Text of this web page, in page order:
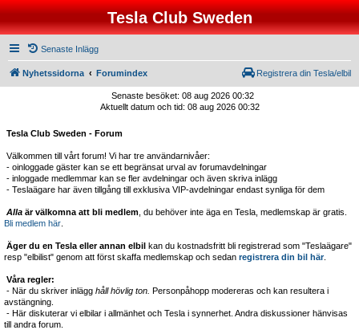
Tesla Club Sweden
Senaste Inlägg
Nyhetssidorna Forumindex Registrera din Tesla/elbil
Senaste besöket: 08 aug 2026 00:32
Aktuellt datum och tid: 08 aug 2026 00:32
Tesla Club Sweden - Forum
Välkommen till vårt forum! Vi har tre användarnivåer:
- oinloggade gäster kan se ett begränsat urval av forumavdelningar
- inloggade medlemmar kan se fler avdelningar och även skriva inlägg
- Teslaägare har även tillgång till exklusiva VIP-avdelningar endast synliga för dem
Alla är välkomna att bli medlem , du behöver inte äga en Tesla, medlemskap är gratis.
Bli medlem här
Äger du en Tesla eller annan elbil kan du kostnadsfritt bli registrerad som "Teslaägare"
resp "elbilist" genom att först skaffa medlemskap och sedan registrera din bil här.
Våra regler:
- När du skriver inlägg håll hövlig ton. Personpåhopp modereras och kan resultera i
avstängning.
- Här diskuterar vi elbilar i allmänhet och Tesla i synnerhet. Andra diskussioner hänvisas
till andra forum.